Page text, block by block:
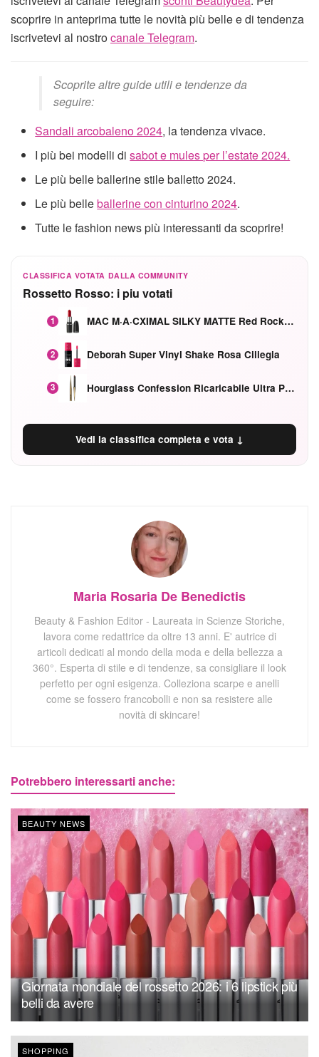
scoprire in anteprima tutte le novità più belle e di tendenza
iscrivetevi al nostrocanale Telegram.
Scoprite altre guide utili e tendenze da
seguire:
Sandali arcobaleno 2024, la tendenza vivace.
I più bei modelli disabot e mules per l’estate 2024.
Le più belle ballerine stile balletto 2024.
Le più belleballerine con cinturino 2024.
Tutte le fashion news più interessanti da scoprire!
CLASSIFICA VOTATA DALLA COMMUNITY
Rossetto Rosso: i piu votati
1 MAC M·A·CXIMAL SILKY MATTE Red Rock mat
2 Deborah Super Vinyl Shake Rosa Ciliegia
3 Hourglass Confession Ricaricabile Ultra Preciso Ad Alta Intensità Secretly Classic Red
Vedi la classifica completa e vota ↓
Maria Rosaria De Benedictis
Beauty & Fashion Editor - Laureata in Scienze Storiche,
lavora come redattrice da oltre 13 anni. E' autrice di
articoli dedicati al mondo della moda e della bellezza a
360°. Esperta di stile e di tendenze, sa consigliare il look
perfetto per ogni esigenza. Colleziona scarpe e anelli
come se fossero francobolli e non sa resistere alle
novità di skincare!
Potrebbero interessarti anche:
BEAUTY NEWS
Giornata mondiale del rossetto 2026: i 6 lipstick più
belli da avere
SHOPPING